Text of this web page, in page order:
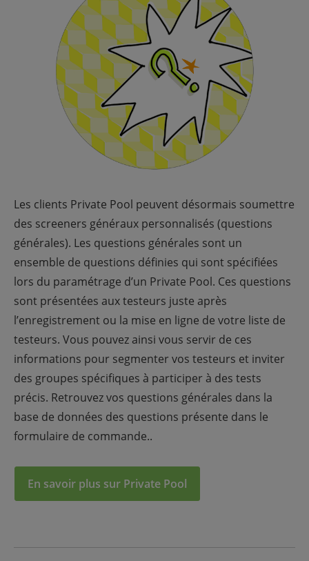
Les clients Private Pool peuvent désormais soumettre
des screeners généraux personnalisés (questions
générales). Les questions générales sont un
ensemble de questions définies qui sont spécifiées
lors du paramétrage d’un Private Pool. Ces questions
sont présentées aux testeurs juste après
l’enregistrement ou la mise en ligne de votre liste de
testeurs. Vous pouvez ainsi vous servir de ces
informations pour segmenter vos testeurs et inviter
des groupes spécifiques à participer à des tests
précis. Retrouvez vos questions générales dans la
base de données des questions présente dans le
formulaire de commande..
En savoir plus sur Private Pool